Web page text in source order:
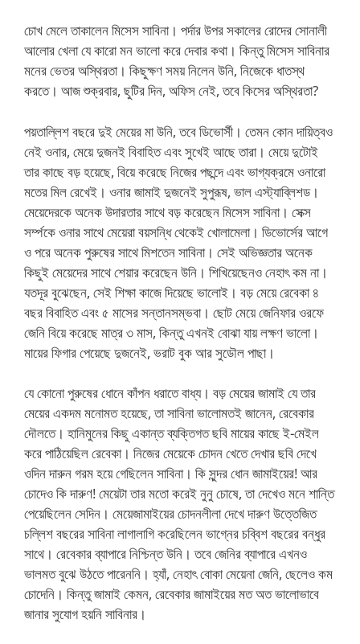
চোখ মেলে তাকালেন মিসেস সাবিনা। পর্দার উপর সকালের রোদের সোনালী
আলোর খেলা যে কারো মন ভালো করে দেবার কথা। কিন্তু মিসেস সাবিনার
মনের ভেতর অস্থিরতা। কিছুক্ষণ সময় নিলেন উনি, নিজেকে ধাতস্থ
করতে। আজ শুক্রবার, ছুটির দিন, অফিস নেই, তবে কিসের অস্থিরতা?
পয়তাল্লিশ বছরে দুই মেয়ের মা উনি, তবে ডিভোর্সী। তেমন কোন দায়িত্বও
নেই ওনার, মেয়ে দুজনই বিবাহিত এবং সুখেই আছে তারা। মেয়ে দুটোই
তার কাছে বড় হয়েছে, বিয়ে করেছে নিজের পছন্দে এবং ভাগ্যক্রমে ওনারো
মতের মিল রেখেই। ওনার জামাই দুজনেই সুপুরূষ, ভাল এস্ট্যাব্লিশড।
মেয়েদেরকে অনেক উদারতার সাথে বড় করেছেন মিসেস সাবিনা। সেক্স
সর্ম্পকে ওনার সাথে মেয়েরা বয়সন্ধি থেকেই খোলামেলা। ডিভোর্সের আগে
ও পরে অনেক পুরুষের সাথে মিশতেন সাবিনা। সেই অভিজ্ঞতার অনেক
কিছুই মেয়েদের সাথে শেয়ার করেছেন উনি। শিখিয়েছেনও নেহাৎ কম না।
যতদূর বুঝেছেন, সেই শিক্ষা কাজে দিয়েছে ভালোই। বড় মেয়ে রেবেকা ৪
বছর বিবাহিত এবং ৫ মাসের সন্তানসম্ভবা। ছোট মেয়ে জেনিফার ওরফে
জেনি বিয়ে করেছে মাত্র ৩ মাস, কিন্তু এখনই বোঝা যায় লক্ষণ ভালো।
মায়ের ফিগার পেয়েছে দুজনেই, ভরাট বুক আর সুডৌল পাছা।
যে কোনো পুরুষের ধোনে কাঁপন ধরাতে বাধ্য। বড় মেয়ের জামাই যে তার
মেয়ের একদম মনোমত হয়েছে, তা সাবিনা ভালোমতই জানেন, রেবেকার
দৌলতে। হানিমুনের কিছু একান্ত ব্যক্তিগত ছবি মায়ের কাছে ই-মেইল
করে পাঠিয়েছিল রেবেকা। নিজের মেয়েকে চোদন খেতে দেখার ছবি দেখে
ওদিন দারুন গরম হয়ে গেছিলেন সাবিনা। কি সুন্দর ধোন জামাইয়ের! আর
চোদেও কি দারুণ! মেয়েটা তার মতো করেই নুনু চোষে, তা দেখেও মনে শান্তি
পেয়েছিলেন সেদিন। মেয়েজামাইয়ের চোদনলীলা দেখে দারুণ উত্তেজিত
চল্লিশ বছরের সাবিনা লাগালাগি করেছিলেন ভাগ্নের চব্বিশ বছরের বন্ধুর
সাথে। রেবেকার ব্যাপারে নিশ্চিন্ত উনি। তবে জেনির ব্যাপারে এখনও
ভালমত বুঝে উঠতে পারেননি। হ্যাঁ, নেহাৎ বোকা মেয়েনা জেনি, ছেলেও কম
চোদেনি। কিন্তু জামাই কেমন, রেবেকার জামাইয়ের মত অত ভালোভাবে
জানার সুযোগ হয়নি সাবিনার।